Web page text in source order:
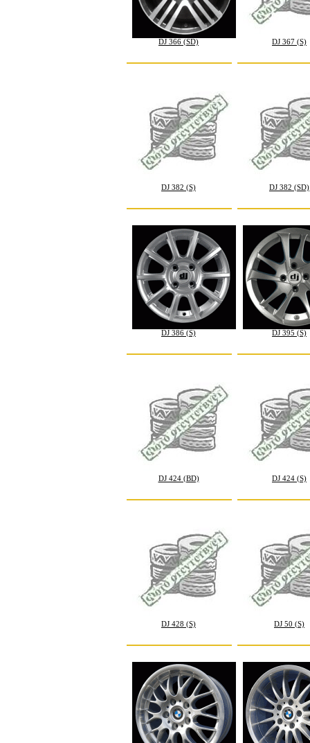
DJ 366 (SD) DJ 367 (S)
DJ 382 (S) DJ 382 (SD)
DJ 386 (S) DJ 395 (S)
DJ 424 (BD) DJ 424 (S)
DJ 428 (S) DJ 50 (S)